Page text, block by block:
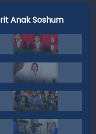
Anak Soshum